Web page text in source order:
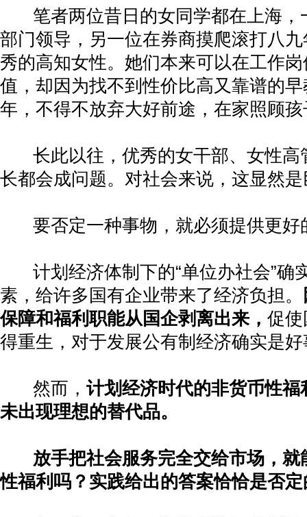
笔者两位昔日的女同学都在上海
部门领导，另一位在券商摸爬滚打八
秀的高知女性。她们本来可以在工作
值，却因为找不到性价比高又靠谱的
年，不得不放弃大好前途，在家照顾
长此以往，优秀的女干部、女性
长都会成问题。对社会来说，这显然
要否定一种事物，就必须提供更好
计划经济体制下的“单位办社会”确
素，给许多国有企业带来了经济负担。
保障和福利职能从国企剥离出来， 促
得重生，对于发展公有制经济确实是
然而， 计划经济时代的非货币性
未出现理想的替代品。
放手把社会服务完全交给市场，
性福利吗？实践给出的答案恰恰是否